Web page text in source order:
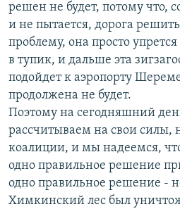
решен не будет, потому что,
и не пытается, дорога
проблему, она просто
в тупик, и дальше эта
подойдет к аэропорту
продолжена не будет.
Поэтому на сегодняшний
рассчитываем на свои силы,
коалиции, и мы надеемся,
одно правильное решение
одно правильное решение -
Химкинский лес был